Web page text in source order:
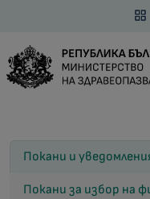
Покани и
Покани за избор на